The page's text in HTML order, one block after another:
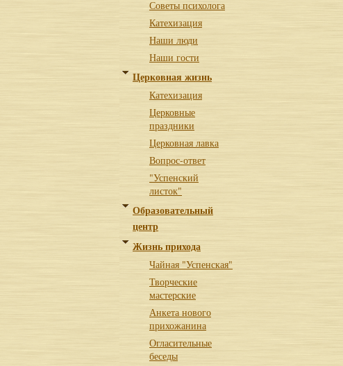
Советы психолога
Катехизация
Наши люди
Наши гости
Церковная жизнь
Катехизация
Церковные
праздники
Церковная лавка
Вопрос-ответ
"Успенский
листок"
Образовательный
центр
Жизнь прихода
Чайная "Успенская"
Творческие
мастерские
Анкета нового
прихожанина
Огласительные
беседы